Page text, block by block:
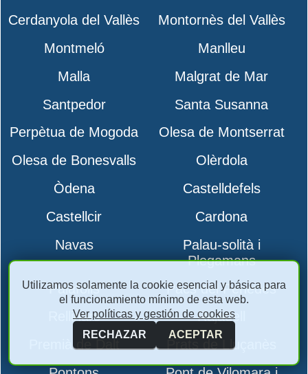
Cerdanyola del Vallès
Montornès del Vallès
Montmeló
Manlleu
Malla
Malgrat de Mar
Santpedor
Santa Susanna
Perpètua de Mogoda
Olesa de Montserrat
Olesa de Bonesvalls
Olèrdola
Òdena
Castelldefels
Castellcir
Cardona
Navas
Palau-solità i
Plegamans
Palafolls
Pacs del Penedès
Rellinars
Rajadell
Premià de Dalt
Prats de Lluçanès
Utilizamos solamente la cookie esencial y básica para
el funcionamiento mínimo de esta web.
Ver políticas y gestión de cookies
RECHAZAR
ACEPTAR